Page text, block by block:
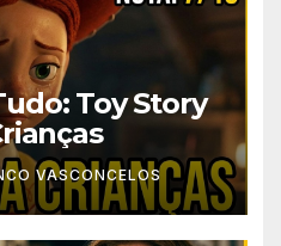
Toy Story
VASCONCELOS